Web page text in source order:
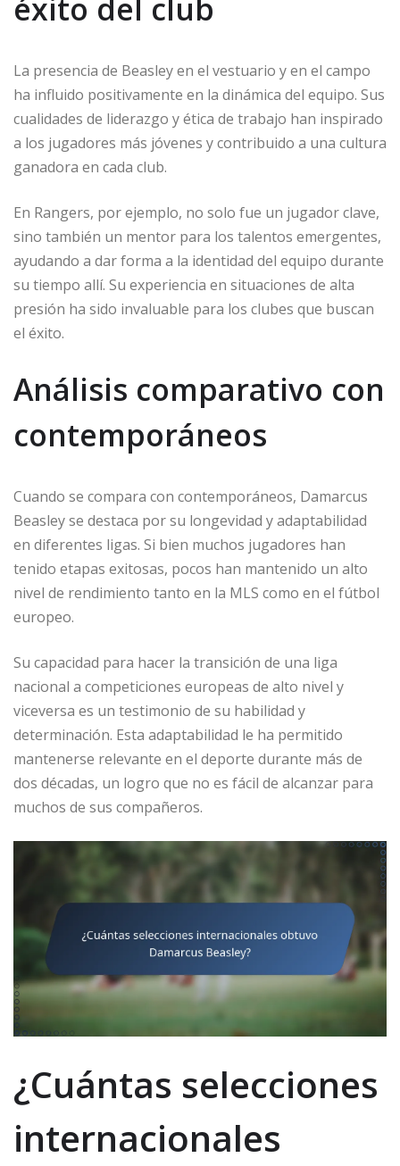
éxito del club
La presencia de Beasley en el vestuario y en el campo
ha influido positivamente en la dinámica del equipo. Sus
cualidades de liderazgo y ética de trabajo han inspirado
a los jugadores más jóvenes y contribuido a una cultura
ganadora en cada club.
En Rangers, por ejemplo, no solo fue un jugador clave,
sino también un mentor para los talentos emergentes,
ayudando a dar forma a la identidad del equipo durante
su tiempo allí. Su experiencia en situaciones de alta
presión ha sido invaluable para los clubes que buscan
el éxito.
Análisis comparativo con
contemporáneos
Cuando se compara con contemporáneos, Damarcus
Beasley se destaca por su longevidad y adaptabilidad
en diferentes ligas. Si bien muchos jugadores han
tenido etapas exitosas, pocos han mantenido un alto
nivel de rendimiento tanto en la MLS como en el fútbol
europeo.
Su capacidad para hacer la transición de una liga
nacional a competiciones europeas de alto nivel y
viceversa es un testimonio de su habilidad y
determinación. Esta adaptabilidad le ha permitido
mantenerse relevante en el deporte durante más de
dos décadas, un logro que no es fácil de alcanzar para
muchos de sus compañeros.
¿Cuántas selecciones
internacionales